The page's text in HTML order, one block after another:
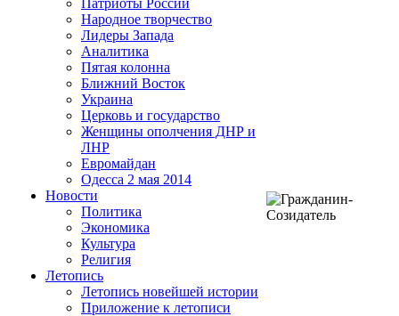
Патриоты России
Народное творчество
Лидеры Запада
Аналитика
Пятая колонна
Ближний Восток
Украина
Церковь и государство
Женщины ополчения ДНР и
ЛНР
Евромайдан
Одесса 2 мая 2014
Новости
Политика
Экономика
Культура
Религия
Летопись
Летопись новейшей истории
Приложение к летописи